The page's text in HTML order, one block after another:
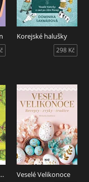
Korejské halušky
298 Kč
Nezkrotné zahradnice Veselé Velikonoce